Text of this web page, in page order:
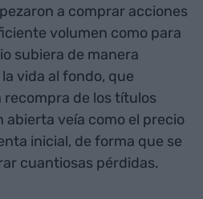
a comprar acciones
volumen como para
subiera de manera
vida al fondo, que
de los títulos
abierta veía como el precio
inicial, de forma que se
cuantiosas pérdidas.